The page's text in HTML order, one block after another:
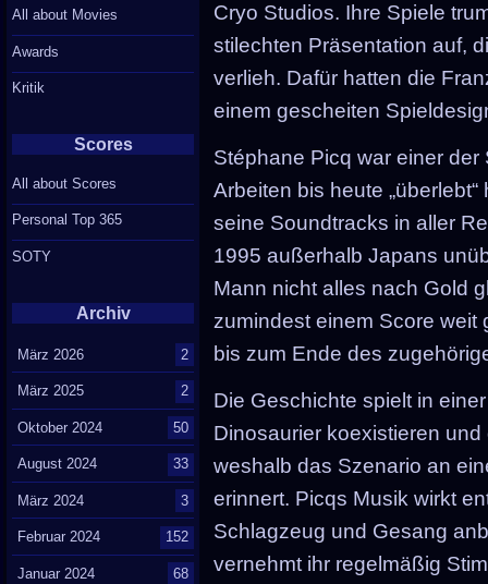
Cryo Studios. Ihre Spiele
stilechten Präsentation auf,
verlieh. Dafür hatten die
einem gescheiten
Stéphane Picq war einer
Arbeiten bis heute
seine Soundtracks in aller
1995 außerhalb Japans
Mann nicht alles nach Gold
zumindest einem Score
bis zum Ende des
Die Geschichte spielt in
Dinosaurier koexistieren
weshalb das Szenario an
erinnert. Picqs Musik wirkt
Schlagzeug und Gesang
vernehmt ihr regelmäßig
All about Movies
Awards
Kritik
Scores
All about Scores
Personal Top 365
SOTY
Archiv
März 2026 2
März 2025 2
Oktober 2024 50
August 2024 33
März 2024 3
Februar 2024 152
Januar 2024 68